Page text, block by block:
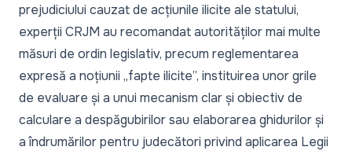
prejudiciului cauzat de acțiunile ilicite ale statului,
experții CRJM au recomandat autorităților mai multe
măsuri de ordin legislativ, precum reglementarea
expresă a noțiunii „fapte ilicite”, instituirea unor grile
de evaluare și a unui mecanism clar și obiectiv de
calculare a despăgubirilor sau elaborarea ghidurilor și
a îndrumărilor pentru judecători privind aplicarea Legii